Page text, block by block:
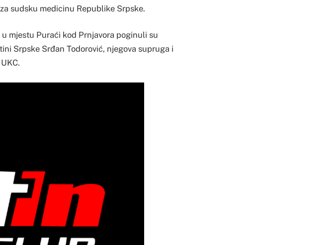
sudsku medicinu Republike Srpske.
mjestu Puraći kod Prnjavora poginuli su
Srpske Srđan Todorović, njegova supruga i